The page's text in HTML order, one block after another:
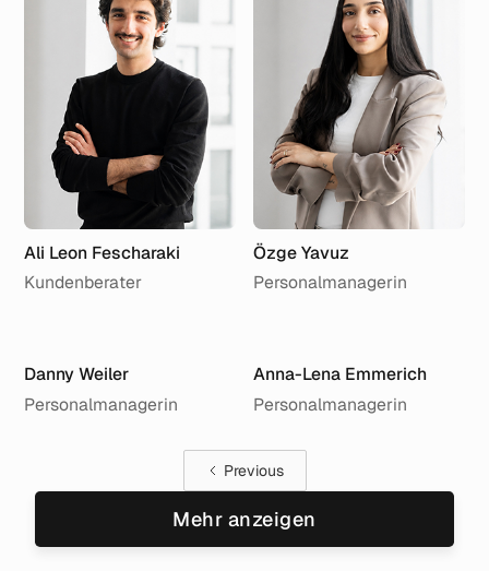
Ali Leon Fescharaki
Kundenberater
Özge Yavuz
Personalmanagerin
Danny Weiler
Personalmanagerin
Anna-Lena Emmerich
Personalmanagerin
Previous
Mehr anzeigen